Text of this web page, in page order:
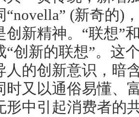
“novella” (新奇的)
新精神。 “联想”
“创新的联想”。这
人的创新意识，暗
时又以通俗易懂、
形中引起消费者的